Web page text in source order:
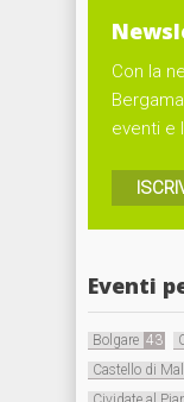
Con la
eventi e
Eventi
Bolgare 43
Castello di